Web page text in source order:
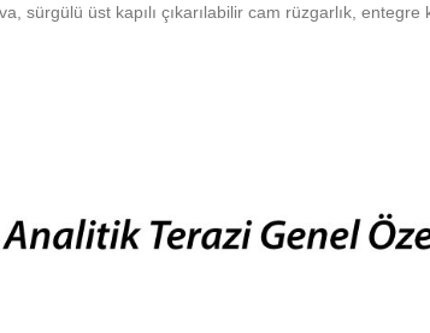
sürgülü üst kapılı çıkarılabilir cam rüzgarlık,